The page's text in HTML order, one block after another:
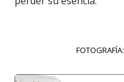
FOTOGRAFÍA: